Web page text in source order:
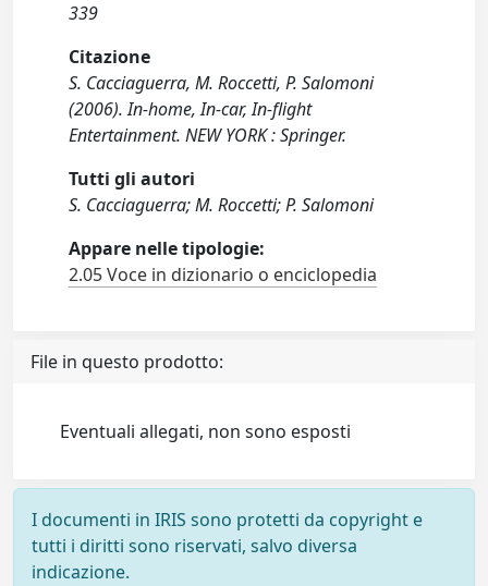
339
Citazione
S. Cacciaguerra, M. Roccetti, P. Salomoni
(2006). In-home, In-car, In-flight
Entertainment. NEW YORK : Springer.
Tutti gli autori
S. Cacciaguerra; M. Roccetti; P. Salomoni
Appare nelle tipologie:
2.05 Voce in dizionario o enciclopedia
File in questo prodotto:
Eventuali allegati, non sono esposti
I documenti in IRIS sono protetti da copyright e
tutti i diritti sono riservati, salvo diversa
indicazione.